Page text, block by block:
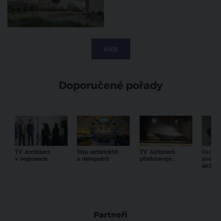
VÍCE
Doporučené pořady
TV Architect
v regionech
Díla architektů
a designérů
TV Architect
představuje...
Partneři